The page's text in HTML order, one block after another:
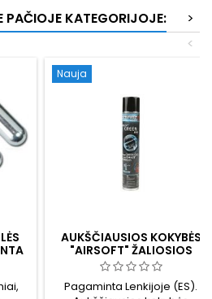
džaulio – teisinis daugelyje ES
šalių.
PAČIOJE KATEGORIJOJE:
>
<
Nauja
AUKŠČIAUSIOS KOKYBĖS
"AIRSOFT" ŽALIOSIOS
DUJOS SU SILIKONINE
ALYVA - 1 LITRAS, ES
GAMYBOS
Pagaminta Lenkijoje (ES).